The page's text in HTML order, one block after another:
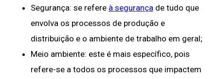
Segurança: se refere à segurança de tudo que
envolva os processos de produção e
distribuição e o ambiente de trabalho em geral;
Meio ambiente: este é mais específico, pois
refere-se a todos os processos que impactem